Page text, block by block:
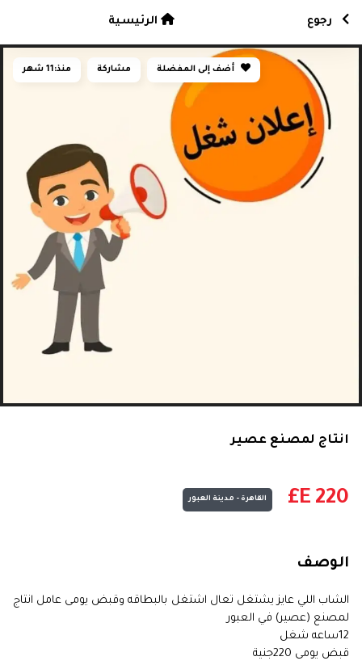
أضف إلى المفضلة مشاركة منذ:11 شهر
انتاج لمصنع عصير
E£ 220 القاهرة - مدينة العبور
الوصف
الشاب اللي عايز يشتغل تعال اشتغل بالبطاقه وقبض يومى عامل انتاج
لمصنع (عصير) في العبور
12ساعه شغل
قبض يومى 220جنية
رجوع الرئيسية